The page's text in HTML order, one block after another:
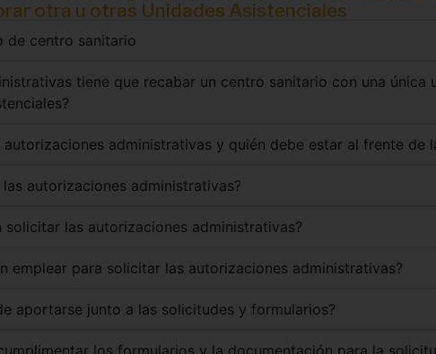
otra u otras Unidades Asistenciales
de centro sanitario
tiene que recabar un centro sanitario con una
administrativas y quién debe estar al frente de
autorizaciones administrativas?
solicitar las autorizaciones administrativas?
emplear para solicitar las autorizaciones administrativas?
aportarse junto a las solicitudes y formularios?
los formularios y la documentación para la